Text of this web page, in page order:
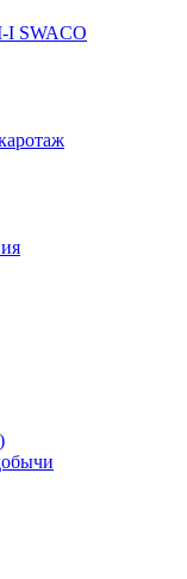
I SWACO